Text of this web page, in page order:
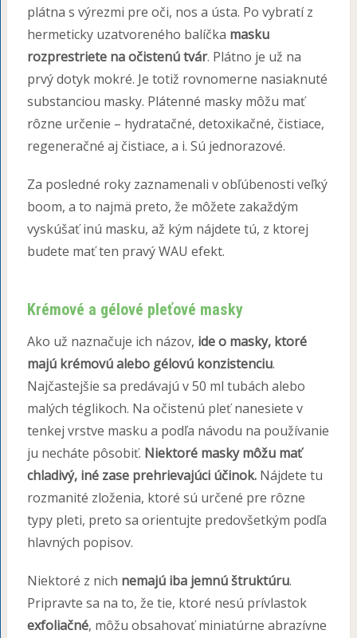
plátna s výrezmi pre oči, nos a ústa. Po vybratí z
hermeticky uzatvoreného balíčka masku
rozprestriete na očistenú tvár. Plátno je už na
prvý dotyk mokré. Je totiž rovnomerne nasiaknuté
substanciou masky. Plátenné masky môžu mať
rôzne určenie – hydratačné, detoxikačné, čistiace,
regeneračné aj čistiace, a i. Sú jednorazové.
Za posledné roky zaznamenali v obľúbenosti veľký
boom, a to najmä preto, že môžete zakaždým
vyskúšať inú masku, až kým nájdete tú, z ktorej
budete mať ten pravý WAU efekt.
Krémové a gélové pleťové masky
Ako už naznačuje ich názov, ide o masky, ktoré
majú krémovú alebo gélovú konzistenciu.
Najčastejšie sa predávajú v 50 ml tubách alebo
malých téglikoch. Na očistenú pleť nanesiete v
tenkej vrstve masku a podľa návodu na používanie
ju necháte pôsobiť. Niektoré masky môžu mať
chladivý, iné zase prehrievajúci účinok.Nájdete tu
rozmanité zloženia, ktoré sú určené pre rôzne
typy pleti, preto sa orientujte predovšetkým podľa
hlavných popisov.
Niektoré z nich nemajú iba jemnú štruktúru.
Pripravte sa na to, že tie, ktoré nesú prívlastok
exfoliačné, môžu obsahovať miniatúrne abrazívne